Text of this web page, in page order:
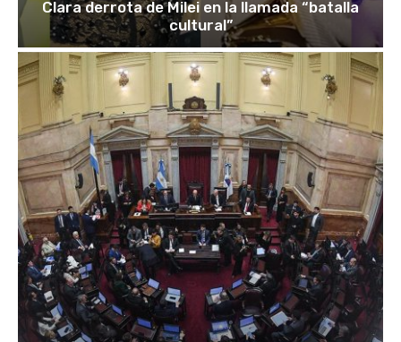
Clara derrota de Milei en la llamada “batalla
cultural”